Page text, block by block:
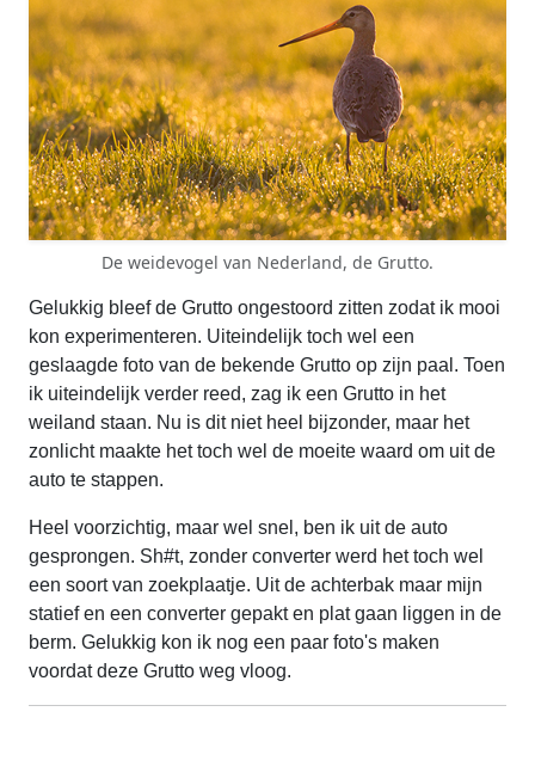
De weidevogel van Nederland, de Grutto.
Gelukkig bleef de Grutto ongestoord zitten zodat ik mooi
kon experimenteren. Uiteindelijk toch wel een
geslaagde foto van de bekende Grutto op zijn paal. Toen
ik uiteindelijk verder reed, zag ik een Grutto in het
weiland staan. Nu is dit niet heel bijzonder, maar het
zonlicht maakte het toch wel de moeite waard om uit de
auto te stappen.
Heel voorzichtig, maar wel snel, ben ik uit de auto
gesprongen. Sh#t, zonder converter werd het toch wel
een soort van zoekplaatje. Uit de achterbak maar mijn
statief en een converter gepakt en plat gaan liggen in de
berm. Gelukkig kon ik nog een paar foto's maken
voordat deze Grutto weg vloog.